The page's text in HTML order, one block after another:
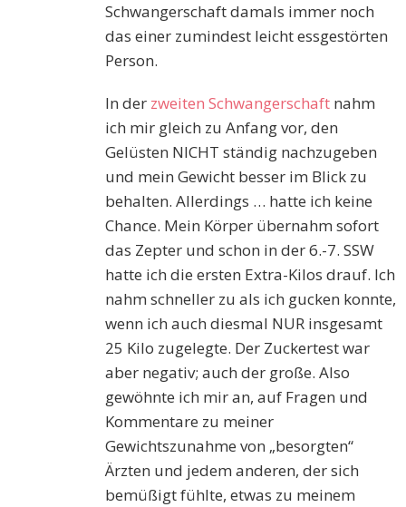
Schwangerschaft damals immer noch
das einer zumindest leicht essgestörten
Person.
In der zweiten Schwangerschaft nahm
ich mir gleich zu Anfang vor, den
Gelüsten NICHT ständig nachzugeben
und mein Gewicht besser im Blick zu
behalten. Allerdings … hatte ich keine
Chance. Mein Körper übernahm sofort
das Zepter und schon in der 6.-7. SSW
hatte ich die ersten Extra-Kilos drauf. Ich
nahm schneller zu als ich gucken konnte,
wenn ich auch diesmal NUR insgesamt
25 Kilo zugelegte. Der Zuckertest war
aber negativ; auch der große. Also
gewöhnte ich mir an, auf Fragen und
Kommentare zu meiner
Gewichtszunahme von „besorgten“
Ärzten und jedem anderen, der sich
bemüßigt fühlte, etwas zu meinem